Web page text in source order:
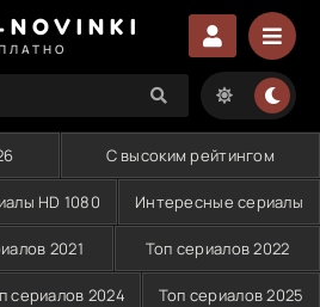
NOVINKI
С высоким рейтингом
HD 1080 Интересные сериалы
2021 Топ сериалов 2022
сериалов 2024 Топ сериалов 2025